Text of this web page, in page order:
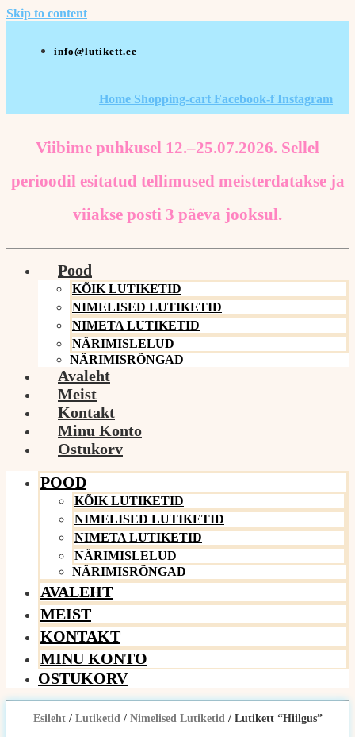
Skip to content
info@lutikett.ee
Home Shopping-cart Facebook-f Instagram
Viibime puhkusel 12.–25.07.2026. Sellel
perioodil esitatud tellimused meisterdatakse ja
viiakse posti 3 päeva jooksul.
Pood
KÕIK LUTIKETID
NIMELISED LUTIKETID
NIMETA LUTIKETID
NÄRIMISLELUD
NÄRIMISRÕNGAD
Avaleht
Meist
Kontakt
Minu Konto
Ostukorv
POOD
KÕIK LUTIKETID
NIMELISED LUTIKETID
NIMETA LUTIKETID
NÄRIMISLELUD
NÄRIMISRÕNGAD
AVALEHT
MEIST
KONTAKT
MINU KONTO
OSTUKORV
Esileht/ Lutiketid/ Nimelised Lutiketid/ Lutikett “Hiilgus”